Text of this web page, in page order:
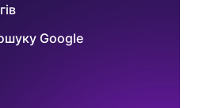
Google